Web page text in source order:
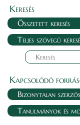
Keresés
Összetett keresés
Teljes szövegű
Kapcsolódó
Bizonytalan
Tanulmányok és